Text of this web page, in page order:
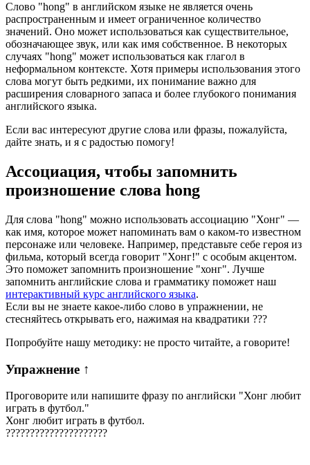
Слово "hong" в английском языке не является очень
распространенным и имеет ограниченное количество
значений. Оно может использоваться как существительное,
обозначающее звук, или как имя собственное. В некоторых
случаях "hong" может использоваться как глагол в
неформальном контексте. Хотя примеры использования этого
слова могут быть редкими, их понимание важно для
расширения словарного запаса и более глубокого понимания
английского языка.
Если вас интересуют другие слова или фразы, пожалуйста,
дайте знать, и я с радостью помогу!
Ассоциация, чтобы запомнить
произношение слова hong
Для слова "hong" можно использовать ассоциацию "Хонг" —
как имя, которое может напоминать вам о каком-то известном
персонаже или человеке. Например, представьте себе героя из
фильма, который всегда говорит "Хонг!" с особым акцентом.
Это поможет запомнить произношение "хонг". Лучше
запомнить английские слова и грамматику поможет наш
интерактивный курс английского языка.
Если вы не знаете какое-либо слово в упражнении, не
стесняйтесь открывать его, нажимая на квадратики ???
Попробуйте нашу методику: не просто читайте, а говорите!
Упражнение ↑
Проговорите или напишите фразу по английски "Хонг любит
играть в футбол."
Хонг любит играть в футбол.
?????????????????????